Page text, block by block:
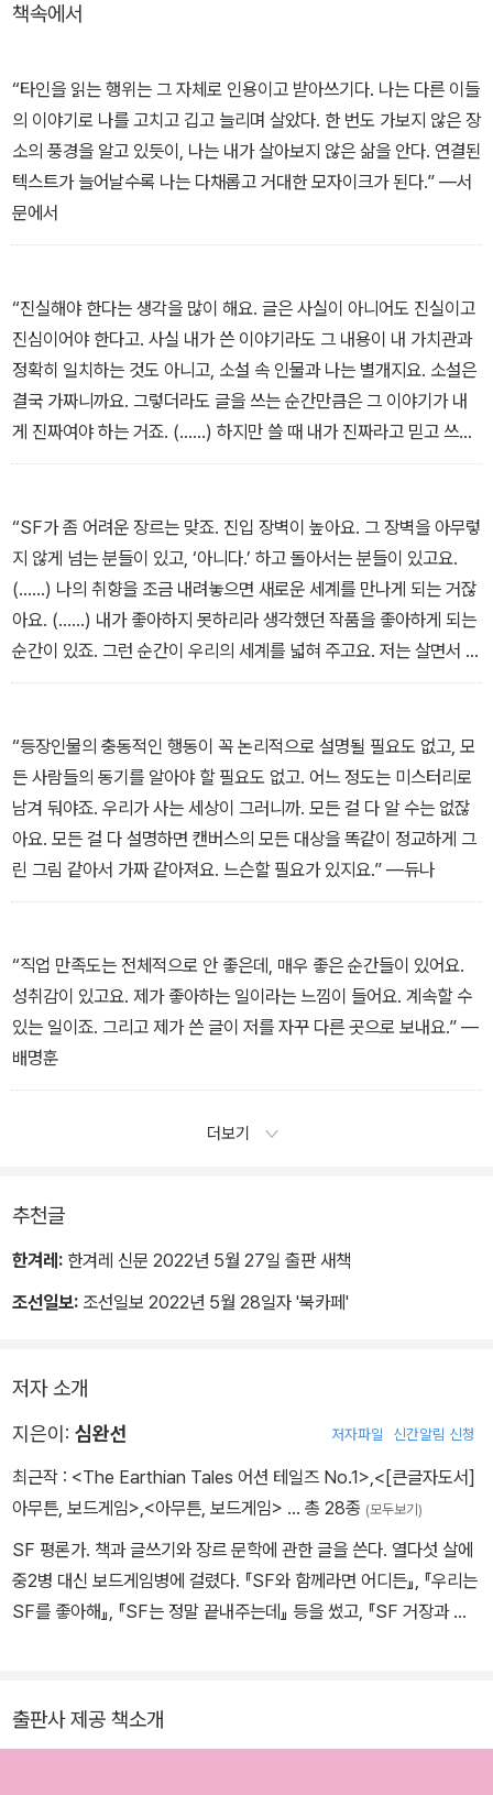
작가까지” 고루 만나 그들의 이야기를 듣고 기록했다. 작가마다 키워
각 작가의 특징을 알아볼 수 있도록 책을 구성했다. 이 인터뷰집은 한
국, SF, 작가라는 세 가지 주제로 엮인 여섯 작가의 줄기들로 한국 S
F의 지도를 채워 나가려는 시도다.
책속에서
“타인을 읽는 행위는 그 자체로 인용이고 받아쓰기다. 나는 다른 이들
의 이야기로 나를 고치고 깁고 늘리며 살았다. 한 번도 가보지 않은 장
소의 풍경을 알고 있듯이, 나는 내가 살아보지 않은 삶을 안다. 연결된
텍스트가 늘어날수록 나는 다채롭고 거대한 모자이크가 된다.” ―서
문에서
“진실해야 한다는 생각을 많이 해요. 글은 사실이 아니어도 진실이고
진심이어야 한다고. 사실 내가 쓴 이야기라도 그 내용이 내 가치관과
정확히 일치하는 것도 아니고, 소설 속 인물과 나는 별개지요. 소설은
결국 가짜니까요. 그렇더라도 글을 쓰는 순간만큼은 그 이야기가 내
게 진짜여야 하는 거죠. (……) 하지만 쓸 때 내가 진짜라고 믿고 쓰지
않으면 읽는 사람 누구에게도 진짜가 되지 못하리라고 생각해요. 내
―김보영
“SF가 좀 어려운 장르는 맞죠. 진입 장벽이 높아요. 그 장벽을 아무렇
지 않게 넘는 분들이 있고, ‘아니다.’ 하고 돌아서는 분들이 있고요.
(……) 나의 취향을 조금 내려놓으면 새로운 세계를 만나게 되는 거잖
아요. (……) 내가 좋아하지 못하리라 생각했던 작품을 좋아하게 되는
순간이 있죠. 그런 순간이 우리의 세계를 넓혀 주고요. 저는 살면서 그
런 순간이 매우 즐거웠기 때문에 독자분들에게도 권하고 싶어요.” ―
“등장인물의 충동적인 행동이 꼭 논리적으로 설명될 필요도 없고, 모
든 사람들의 동기를 알아야 할 필요도 없고. 어느 정도는 미스터리로
남겨 둬야죠. 우리가 사는 세상이 그러니까. 모든 걸 다 알 수는 없잖
아요. 모든 걸 다 설명하면 캔버스의 모든 대상을 똑같이 정교하게 그
린 그림 같아서 가짜 같아져요. 느슨할 필요가 있지요.” ―듀나
“직업 만족도는 전체적으로 안 좋은데, 매우 좋은 순간들이 있어요.
성취감이 있고요. 제가 좋아하는 일이라는 느낌이 들어요. 계속할 수
있는 일이죠. 그리고 제가 쓴 글이 저를 자꾸 다른 곳으로 보내요.” ―
배명훈
더보기
추천글
한겨레: 한겨레 신문 2022년 5월 27일 출판 새책
조선일보: 조선일보 2022년 5월 28일자 '북카페'
저자 소개
지은이: 심완선 저자파일 신간알림 신청
최근작 : <The Earthian Tales 어션 테일즈 No.1>,<[큰글자도서]
아무튼, 보드게임>,<아무튼, 보드게임> … 총 28종 (모두보기)
SF 평론가. 책과 글쓰기와 장르 문학에 관한 글을 쓴다. 열다섯 살에
중2병 대신 보드게임병에 걸렸다. 『SF와 함께라면 어디든』, 『우리는
SF를 좋아해』, 『SF는 정말 끝내주는데』 등을 썼고, 『SF 거장과 걸
출판사 제공 책소개